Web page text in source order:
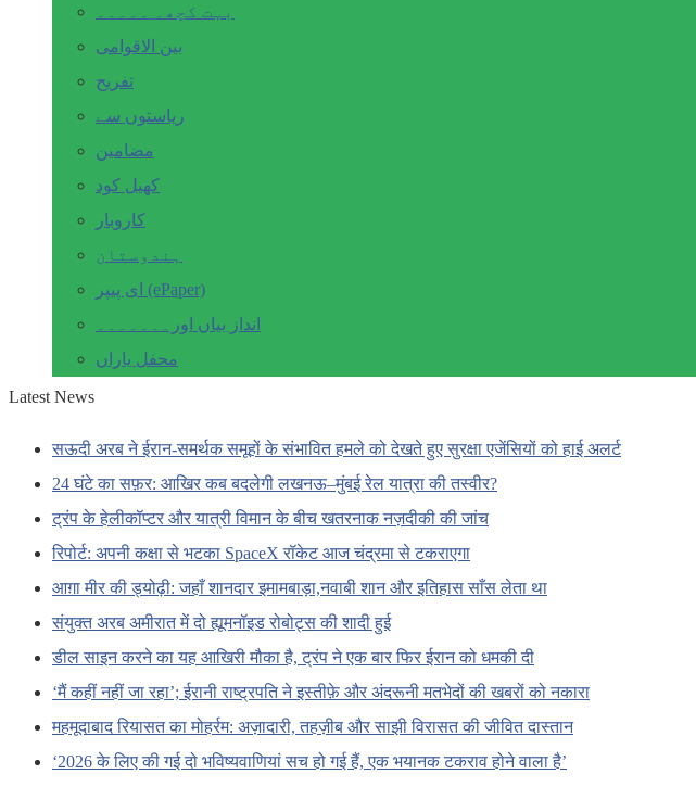
بہت کچھ۔ ۔۔۔۔۔
بین الاقوامی
تفریح
ریاستوں سے
مضامین
کھیل کود
کاروبار
ہندوستان
ای پیپر (ePaper)
انداز بیاں اور۔۔۔۔۔۔۔
محفل یاراں
Latest News
सऊदी अरब ने ईरान-समर्थक समूहों के संभावित हमले को देखते हुए सुरक्षा एजेंसियों को हाई अलर्ट
24 घंटे का सफ़र: आखिर कब बदलेगी लखनऊ–मुंबई रेल यात्रा की तस्वीर?
ट्रंप के हेलीकॉप्टर और यात्री विमान के बीच खतरनाक नज़दीकी की जांच
रिपोर्ट: अपनी कक्षा से भटका SpaceX रॉकेट आज चंद्रमा से टकराएगा
आग़ा मीर की ड्योढ़ी: जहाँ शानदार इमामबाड़ा,नवाबी शान और इतिहास साँस लेता था
संयुक्त अरब अमीरात में दो ह्यूमनॉइड रोबोट्स की शादी हुई
डील साइन करने का यह आखिरी मौका है, ट्रंप ने एक बार फिर ईरान को धमकी दी
‘मैं कहीं नहीं जा रहा’; ईरानी राष्ट्रपति ने इस्तीफ़े और अंदरूनी मतभेदों की खबरों को नकारा
महमूदाबाद रियासत का मोहर्रम: अज़ादारी, तहज़ीब और साझी विरासत की जीवित दास्तान
‘2026 के लिए की गई दो भविष्यवाणियां सच हो गई हैं, एक भयानक टकराव होने वाला है’